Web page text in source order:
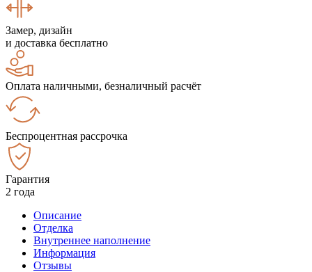
Замер, дизайн
и доставка бесплатно
Оплата наличными, безналичный расчёт
Беспроцентная рассрочка
Гарантия
2 года
Описание
Отделка
Внутреннее наполнение
Информация
Отзывы